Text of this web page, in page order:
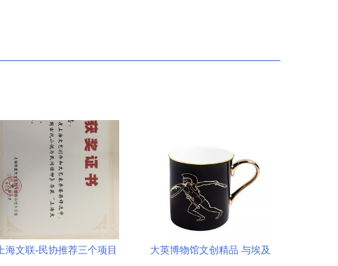
上海文联-民协推荐三个项目
大英博物馆文创精品 与埃及